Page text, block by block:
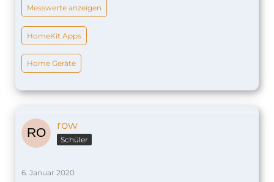
Messwerte anzeigen
HomeKit Apps
Home Geräte
row
Schüler
6. Januar 2020